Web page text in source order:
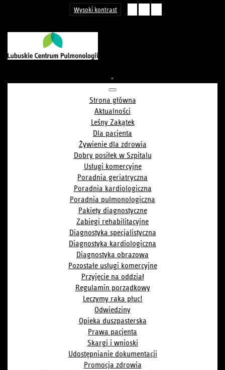
Wysoki kontrast
Strona główna
Aktualności
Leśny Zakątek
Dla pacjenta
Żywienie dla zdrowia
Dobry posiłek w Szpitalu
Usługi komercyjne
Poradnia geriatryczna
Poradnia kardiologiczna
Poradnia pulmonologiczna
Pakiety diagnostyczne
Zabiegi rehabilitacyjne
Diagnostyka specjalistyczna
Diagnostyka kardiologiczna
Diagnostyka obrazowa
Pozostałe usługi komercyjne
Przyjęcie na oddział
Regulamin porządkowy
Leczymy raka płuc!
Odwiedziny
Opieka duszpasterska
Prawa pacjenta
Skargi i wnioski
Udostępnianie dokumentacji
Promocja zdrowia